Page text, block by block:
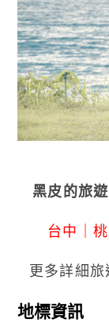
黑皮的旅
台中 ｜
更多詳細
地標資訊